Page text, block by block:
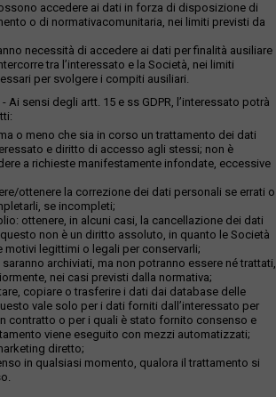
accedere ai dati in forza di disposizione di
o di normativacomunitaria, nei limiti previsti da
necessità di accedere ai dati per finalità ausiliare
tra l’interessato e la Società, nei limiti
per svolgere i compiti ausiliari.
- Ai sensi degli artt. 15 e ss GDPR, l’interessato potrà
o meno che sia in corso un trattamento dei dati
e diritto di accesso agli stessi; non è
a richieste manifestamente infondate, eccessive
ottenere la correzione dei dati personali se errati o
se incompleti;
ottenere, in alcuni casi, la cancellazione dei dati
non è un diritto assoluto, in quanto le Società
motivi legittimi o legali per conservarli;
saranno archiviati, ma non potranno essere né trattati,
nei casi previsti dalla normativa;
copiare o trasferire i dati dai database delle
vale solo per i dati forniti dall’interessato per
contratto o per i quali è stato fornito consenso e
viene eseguito con mezzi automatizzati;
diretto;
in qualsiasi momento, qualora il trattamento si